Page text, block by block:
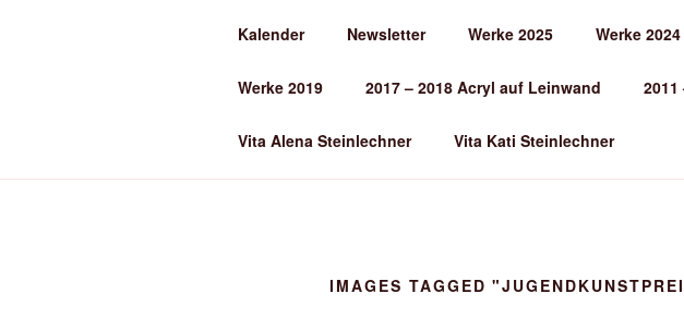
ALENA
Kalender Newsletter Werke 2025 Werke 2024
Werke 2019 2017 – 2018 Acryl auf Leinwand
Vita Alena Steinlechner Vita Kati Steinlechner
IMAGES TAGGED